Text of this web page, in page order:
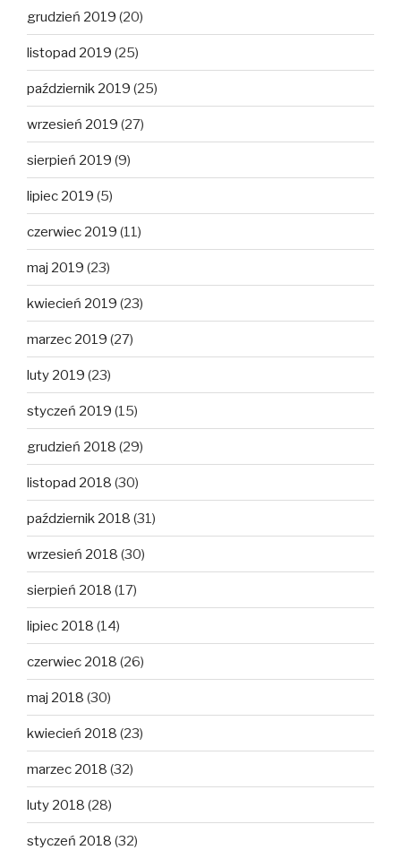
grudzień 2019 (20)
listopad 2019 (25)
październik 2019 (25)
wrzesień 2019 (27)
sierpień 2019 (9)
lipiec 2019 (5)
czerwiec 2019 (11)
maj 2019 (23)
kwiecień 2019 (23)
marzec 2019 (27)
luty 2019 (23)
styczeń 2019 (15)
grudzień 2018 (29)
listopad 2018 (30)
październik 2018 (31)
wrzesień 2018 (30)
sierpień 2018 (17)
lipiec 2018 (14)
czerwiec 2018 (26)
maj 2018 (30)
kwiecień 2018 (23)
marzec 2018 (32)
luty 2018 (28)
styczeń 2018 (32)